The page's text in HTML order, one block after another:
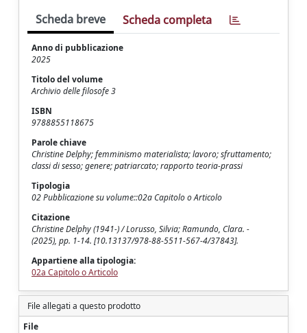
Scheda breve Scheda completa
Anno di pubblicazione
2025
Titolo del volume
Archivio delle filosofe 3
ISBN
9788855118675
Parole chiave
Christine Delphy; femminismo materialista; lavoro; sfruttamento;
classi di sesso; genere; patriarcato; rapporto teoria-prassi
Tipologia
02 Pubblicazione su volume::02a Capitolo o Articolo
Citazione
Christine Delphy (1941-) / Lorusso, Silvia; Ramundo, Clara. -
(2025), pp. 1-14. [10.13137/978-88-5511-567-4/37843].
Appartiene alla tipologia:
02a Capitolo o Articolo
File allegati a questo prodotto
File